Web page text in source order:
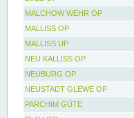
MALCHOW WEHR OP
MALLISS OP
MALLISS UP
NEU KALLISS OP
NEUBURG OP
NEUSTADT GLEWE OP
PARCHIM GÜTE